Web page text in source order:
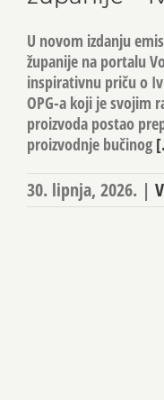
U novom izdanju
županije na portalu
inspirativnu priču o
OPG-a koji je svojim
proizvoda postao
proizvodnje bučinog
30. lipnja, 2026. |